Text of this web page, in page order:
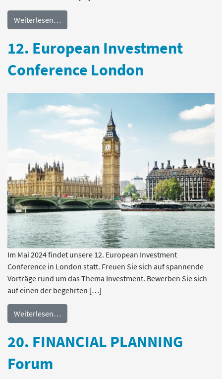
Weiterlesen…
12. European Investment
Conference London
Im Mai 2024 findet unsere 12. European Investment
Conference in London statt. Freuen Sie sich auf spannende
Vorträge rund um das Thema Investment. Bewerben Sie sich
auf einen der begehrten […]
Weiterlesen…
20. FINANCIAL PLANNING
Forum